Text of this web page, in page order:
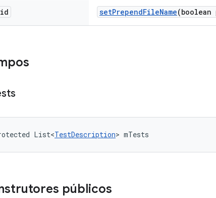
setPrependFileName(boolean
List<TestDescription> mTests
públicos